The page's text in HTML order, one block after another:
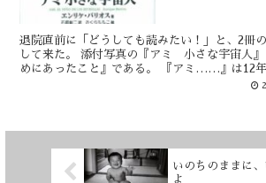
退院直前に「どうしても読みたい！」と、2冊
して来た。 添付写真の『アミ 小さな宇宙人』
めにあったこと』である。 『アミ……』は12
ら、ずっと読んでなかった。 『すべては……
いのちのままに
よ